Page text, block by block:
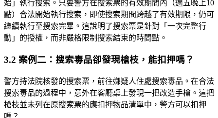
始」執行搜索。只要警方在搜索票的有效期間內（週五晚上10
點）合法開始執行搜索，即使搜索期間跨越了有效期限，仍可
繼續執行至搜索完畢。這說明了搜索票是針對「一次完整行
動」的授權，而非嚴格限制搜索結束的時間點。
3.2 案例二：搜索毒品卻發現槍枝，能扣押嗎？
警方持法院核發的搜索票，前往嫌疑人住處搜索毒品。在合法
搜索毒品的過程中，意外在客廳桌上發現一把改造手槍。這把
槍枝並未列在原搜索票的應扣押物品清單中，警方可以扣押
嗎？